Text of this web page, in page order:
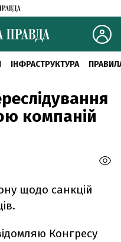
ІНФРАСТРУКТУРА
компаній
щодо санкцій
Конгресу